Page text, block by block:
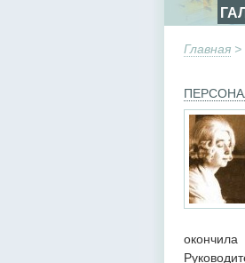
Главная